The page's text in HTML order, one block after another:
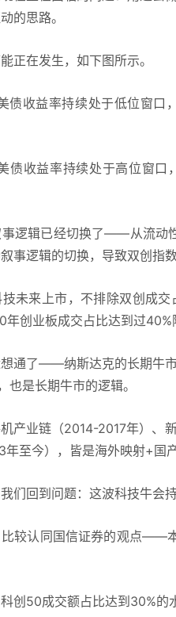
的思路。
在发生，如下图所示。
收益率持续处于低位窗口
收益率持续处于高位窗口
辑已经切换了——从流动性
事逻辑的切换，导致双创指
来上市，不排除双创成交
创业板成交占比达到过40%
通了——纳斯达克的长期牛
也是长期牛市的逻辑。
业链（2014-2017年）、
至今），皆是海外映射+国
回到问题：这波科技牛会持
较认同 国信证券的观点——本
50成交额占比达到30%的水